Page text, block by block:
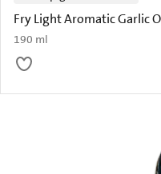
Fry Light Aromatic Garlic
190 ml